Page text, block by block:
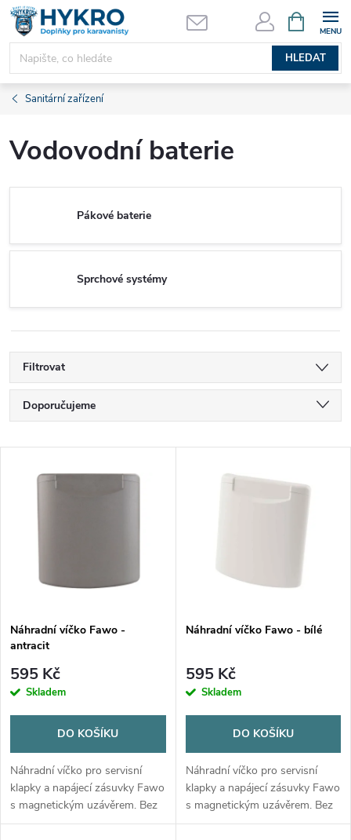
Přejít
obsah
HLEDAT
NÁKUPNÍ
KOŠÍK
Sanitární zařízení
Vodovodní baterie
Pákové baterie
Sprchové systémy
Filtrovat
Ř
a
p
r
o
d
u
Doporučujeme
s
p
r
d
u
Náhradní víčko Fawo -
antracit
595 Kč
Skladem
DO KOŠÍKU
Náhradní víčko pro servisní
klapky a napájecí zásuvky Fawo
s magnetickým uzávěrem. Bez
piktogramů. Kompatibilní s
Náhradní víčko Fawo - bílé
595 Kč
Skladem
DO KOŠÍKU
Náhradní víčko pro servisní
klapky a napájecí zásuvky Fawo
s magnetickým uzávěrem. Bez
piktogramů. Kompatibilní s